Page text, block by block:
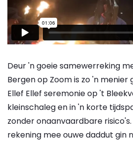
Deur 'n goeie samewerreking
Bergen op Zoom is zo 'n menier
Ellef Ellef seremonie op 't
kleinschaleg en in 'n korte
zonder onaanvaardbare
rekening mee ouwe daddut gin